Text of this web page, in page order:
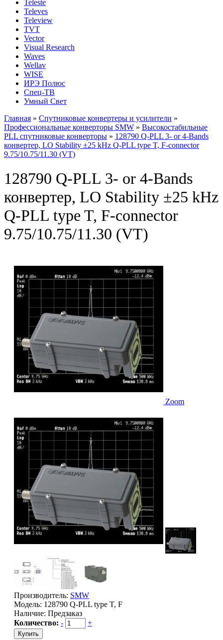
Teleste
Televes
Teleview
TVT
Vector
Visual Research
Waves
Wellav
WISE
ИРЭ Полюс
Спец-ТВ
Умный Свет
Главная » Спутниковые конвертеры и усилители »
Профессиональные конверторы SMW » Высокостабильные
PLL спутниковые конверторы » 128790 Q-PLL 3- or 4-Bands
конвертер, LO Stability ±25 kHz Q-PLL type T, F-connector
9.75/10.75/11.30 (VT)
128790 Q-PLL 3- or 4-Bands
конвертер, LO Stability ±25 kHz
Q-PLL type T, F-connector
9.75/10.75/11.30 (VT)
Zoom
Производитель: SMW
Модель: 128790 Q-PLL type T, F
Наличие: Предзаказ
Количество: - +